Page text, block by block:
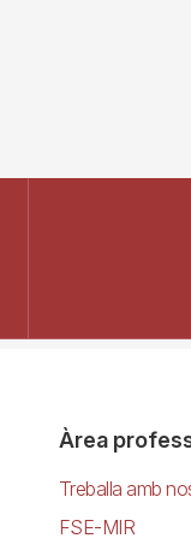
Àrea
Treballa amb
FSE-MIR